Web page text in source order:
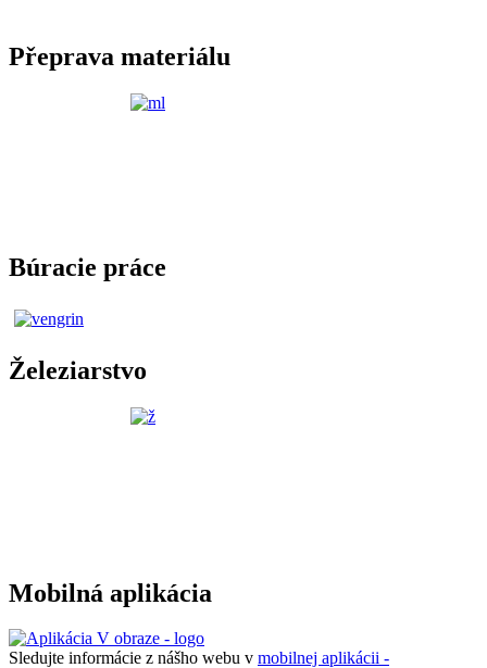
Přeprava materiálu
Búracie práce
Železiarstvo
Mobilná aplikácia
Sledujte informácie z nášho webu v mobilnej aplikácii -